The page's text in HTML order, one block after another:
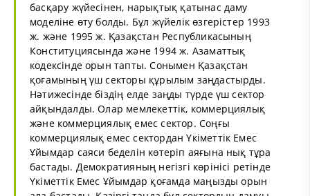
басқару жүйесінен, нарықтық қатынас даму
моделіне өту болды. Бұл жүйелік өзгерістер 1993
ж. және 1995 ж. Қазақстан Республикасының
Конституциясында және 1994 ж. Азаматтық
кодексінде орын тапты. Сонымен Қазақстан
қоғамының үш секторы құрылым заңдастырды.
Нәтижесінде біздің елде заңды түрде үш сектор
айқындалды. Олар мемлекеттік, коммерциялық
және коммерциялық емес сектор. Соңғы
коммерциялық емес сектордан Үкіметтік Емес
Ұйымдар саяси беделін көтеріп аяғына нық тұра
бастады. Демократияның негізгі көрінісі ретінде
Үкiметтiк Емес Ұйымдар қоғамда маңызды орын